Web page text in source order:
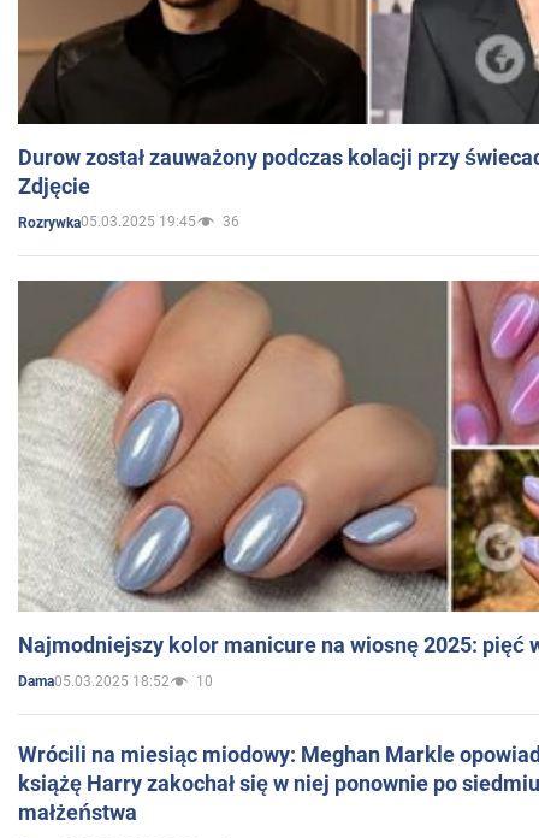
Durow został zauważony podczas kolacji przy
Zdjęcie
Rozrywka05.03.2025 19:45 36
Najmodniejszy kolor manicure na wiosnę 2025: pięć
Dama05.03.2025 18:52 10
Wrócili na miesiąc miodowy: Meghan Markle
książę Harry zakochał się w niej ponownie po
małżeństwa